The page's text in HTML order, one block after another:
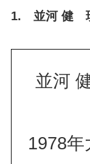
1. 並河 健
並河
1978